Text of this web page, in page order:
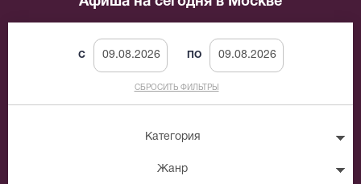
C ПО
СБРОСИТЬ ФИЛЬТРЫ
Категория
Жанр